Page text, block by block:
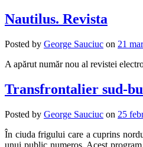
Nautilus. Revista
Posted by George Sauciuc on 21
A apărut număr nou al revistei
Transfrontalier sud-
Posted by George Sauciuc on 25
În ciuda frigului care a cuprins
unui public numeros. Acest